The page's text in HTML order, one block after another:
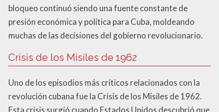
bloqueo continuó siendo una fuente constante de
presión económica y política para Cuba, moldeando
muchas de las decisiones del gobierno revolucionario.
Crisis de los Misiles de 1962
Uno de los episodios más críticos relacionados con la
revolución cubana fue la Crisis de los Misiles de 1962.
Esta crisis surgió cuando Estados Unidos descubrió que